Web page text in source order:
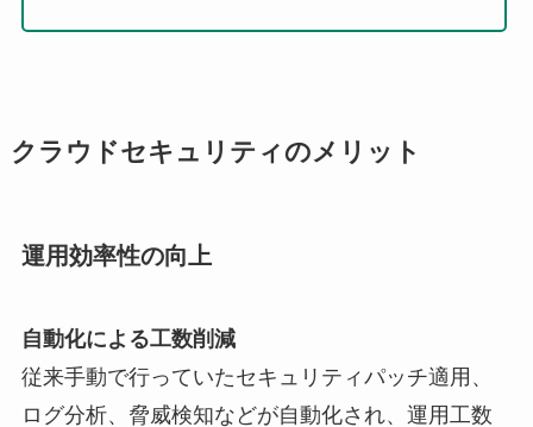
クラウドセキュリティのメリット
運用効率性の向上
自動化による工数削減
従来手動で行っていたセキュリティパッチ適用、
ログ分析、脅威検知などが自動化され、運用工数